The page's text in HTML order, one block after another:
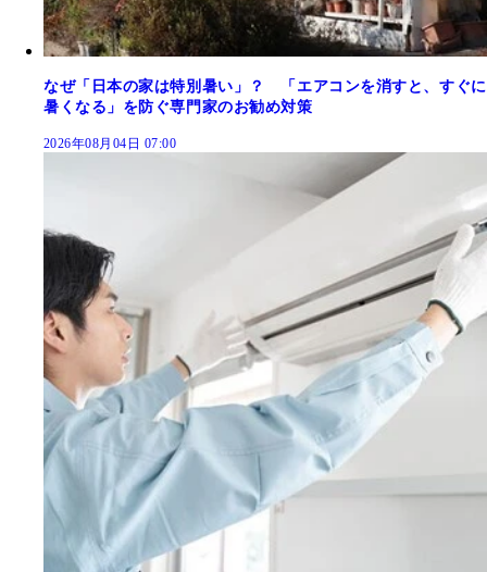
なぜ「日本の家は特別暑い」？ 「エアコンを消すと、すぐに
暑くなる」を防ぐ専門家のお勧め対策
2026年08月04日 07:00